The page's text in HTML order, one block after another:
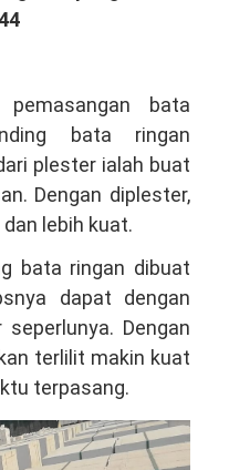
pemasangan bata
bata ringan
plester ialah buat
Dengan diplester,
lebih kuat.
bata ringan dibuat
dapat dengan
Dengan
terlilit makin kuat
terpasang.